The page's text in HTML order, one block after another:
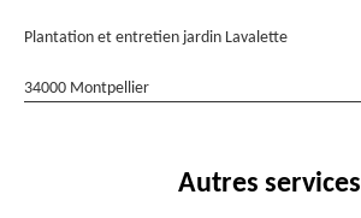
Plantation et entretien jardin Lavalette
34000 Montpellier
Autres services